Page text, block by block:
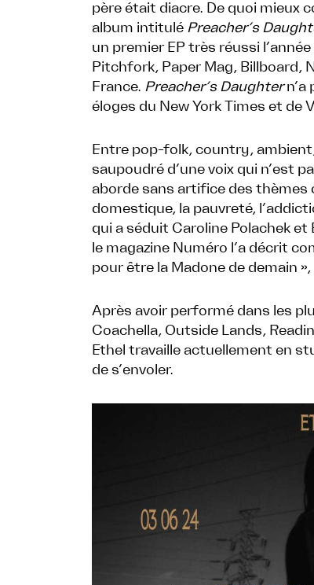
père était diacre. De quoi mieux
album intitulé Preacher’s
un premier EP très réussi
Pitchfork, Paper Mag, Billboard,
France. Preacher’s Daughtern’a
éloges du New York Times et de
Entre pop-folk, country,
saupoudré d’une voix qui n’est
aborde sans artifice des thèmes
domestique, la pauvreté,
qui a séduit Caroline Polachek et
le magazine Numéro l’a décrit
pour être la Madone de demain
Après avoir performé dans les
Coachella, Outside Lands,
Ethel travaille actuellement en
de s’envoler.